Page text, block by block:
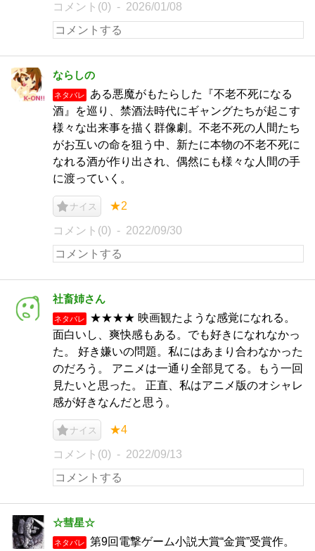
コメント(0) 2026/01/08
ならしの
ネタバレ
ある悪魔がもたらした『不老不死になる
酒』を巡り、禁酒法時代にギャングたちが起こす
様々な出来事を描く群像劇。不老不死の人間たち
がお互いの命を狙う中、新たに本物の不老不死に
なれる酒が作り出され、偶然にも様々な人間の手
に渡っていく。
ナイス ★2
コメント(0) 2022/09/30
社畜姉さん
ネタバレ
★★★★ 映画観たような感覚になれる。
面白いし、爽快感もある。でも好きになれなかっ
た。 好き嫌いの問題。私にはあまり合わなかった
のだろう。 アニメは一通り全部見てる。もう一回
見たいと思った。 正直、私はアニメ版のオシャレ
感が好きなんだと思う。
ナイス ★4
コメント(0) 2022/09/13
☆彗星☆
ネタバレ 第9回電撃ゲーム小説大賞“金賞”受賞作。